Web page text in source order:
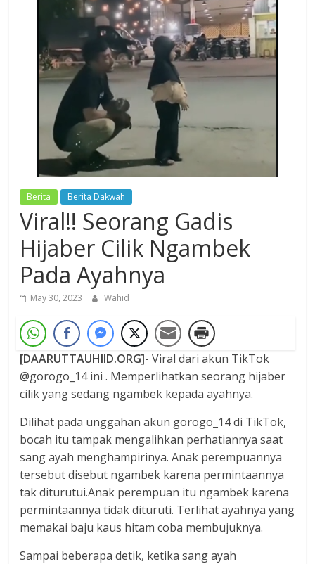
Ikhtiar
Berita Berita Dakwah
Viral!! Seorang Gadis
Hijaber Cilik Ngambek
Pada Ayahnya
May 30, 2023 Wahid
[DAARUTTAUHIID.ORG]- Viral dari akun TikTok
@gorogo_14 ini . Memperlihatkan seorang hijaber
cilik yang sedang ngambek kepada ayahnya.
Dilihat pada unggahan akun gorogo_14 di TikTok,
bocah itu tampak mengalihkan perhatiannya saat
sang ayah menghampirinya. Anak perempuannya
tersebut disebut ngambek karena permintaannya
tak diturutui.Anak perempuan itu ngambek karena
permintaannya tidak dituruti. Terlihat ayahnya yang
memakai baju kaus hitam coba membujuknya.
Sampai beberapa detik, ketika sang ayah